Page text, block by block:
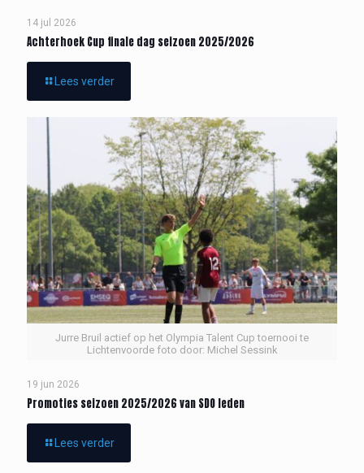
14 jul 2026
Achterhoek Cup finale dag seizoen 2025/2026
Lees verder
Jurre Bruil actief op het Olympia Talent Cup toernooi te
Lichtenvoorde foto door: Michel Sessink
19 jun 2026
Promoties seizoen 2025/2026 van SDO leden
Lees verder